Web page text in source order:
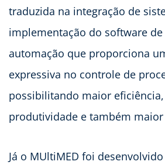
traduzida na integração de
implementação do software de
automação que proporciona
expressiva no controle de
possibilitando maior
produtividade e também
Já o MUltiMED foi